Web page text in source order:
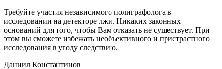
Требуйте участия независимого полиграфолога в
исследовании на детекторе лжи. Никаких законных
оснований для того, чтобы Вам отказать не существует. При
этом вы сможете избежать необъективного и пристрастного
исследования в угоду следствию.
Даниил Константинов